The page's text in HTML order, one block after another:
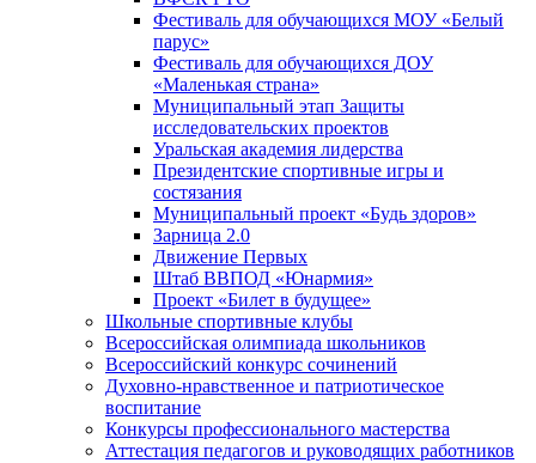
Фестиваль для обучающихся МОУ «Белый
парус»
Фестиваль для обучающихся ДОУ
«Маленькая страна»
Муниципальный этап Защиты
исследовательских проектов
Уральская академия лидерства
Президентские спортивные игры и
состязания
Муниципальный проект «Будь здоров»
Зарница 2.0
Движение Первых
Штаб ВВПОД «Юнармия»
Проект «Билет в будущее»
Школьные спортивные клубы
Всероссийская олимпиада школьников
Всероссийский конкурс сочинений
Духовно-нравственное и патриотическое
воспитание
Конкурсы профессионального мастерства
Аттестация педагогов и руководящих работников